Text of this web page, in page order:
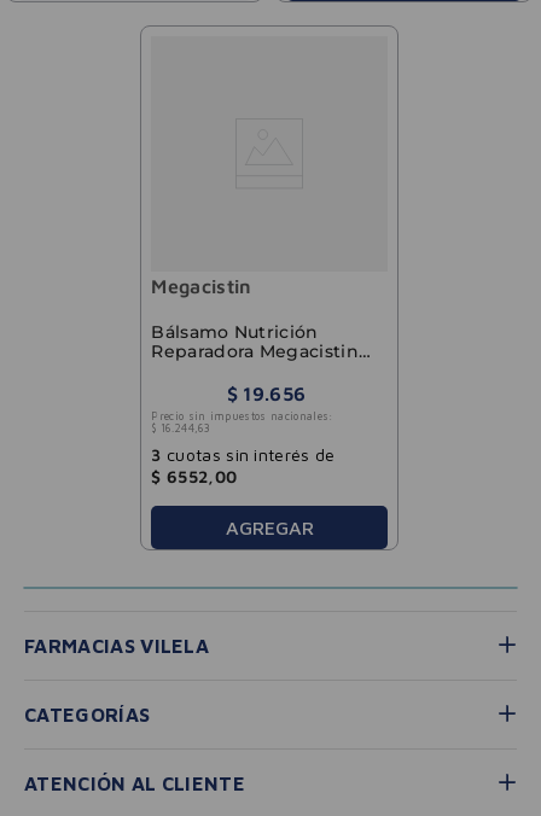
Megacistin
Bálsamo Nutrición
Reparadora Megacistin
$ 19.656
Precio sin impuestos nacionales:
$ 16 .244,63
3 cuotas sin interés de
$ 6552 00
AGREGAR
FARMACIAS VILELA
CATEGORÍAS
ATENCIÓN AL CLIENTE